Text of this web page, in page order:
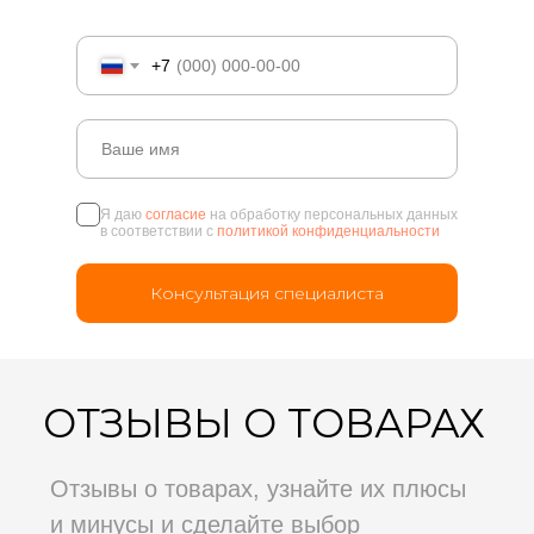
+7
Я даю согласие на обработку персональных данных
в соответствии с политикой конфиденциальности
Консультация специалиста
спасибо компетентным сотрудникам
01.05.2023
чехлы, все очень понравилось, качество
Гарантия. Персонал внимательный. Помогли с
настройками. Наклеили защитное стекло.
Сразу и чехол здесь приобрела. Спасибо
Евдокия Сульженко
02.04.2023